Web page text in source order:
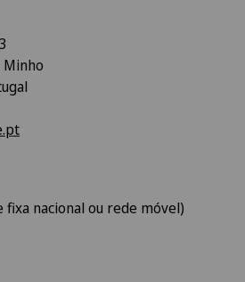
fixa nacional ou rede móvel)